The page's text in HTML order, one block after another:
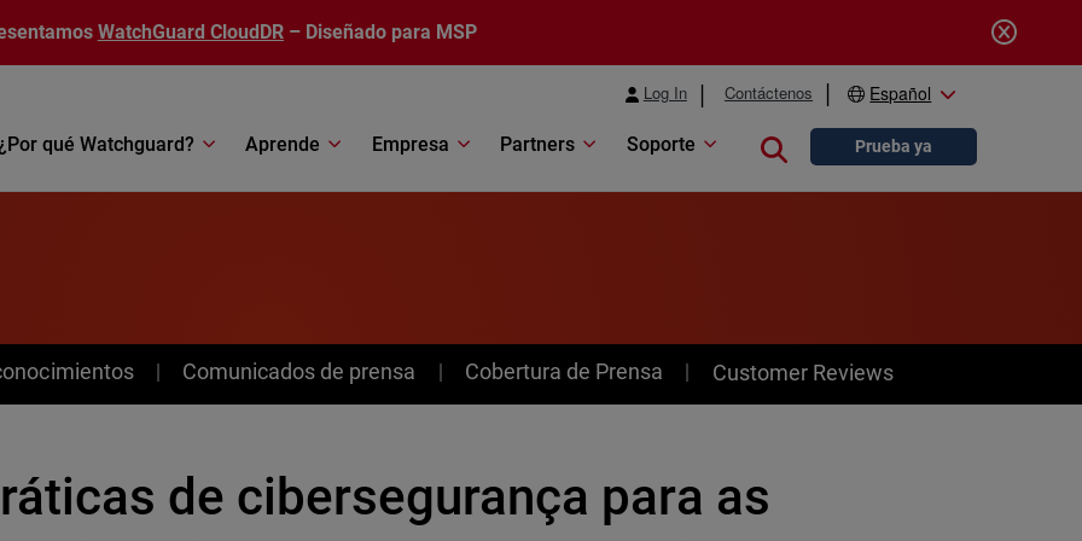
WatchGuard CloudDR – Diseñado para MSP
Log In Contáctenos Español
qué Watchguard? Aprende Empresa Partners Soporte Close searchPrueba ya
Comunicados de prensa Cobertura de Prensa Customer Reviews
de cibersegurança para as